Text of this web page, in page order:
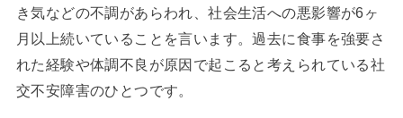
き気などの不調があらわれ、社会生活への悪影響が6ヶ
月以上続いていることを言います。過去に食事を強要さ
れた経験や体調不良が原因で起こると考えられている社
交不安障害のひとつです。